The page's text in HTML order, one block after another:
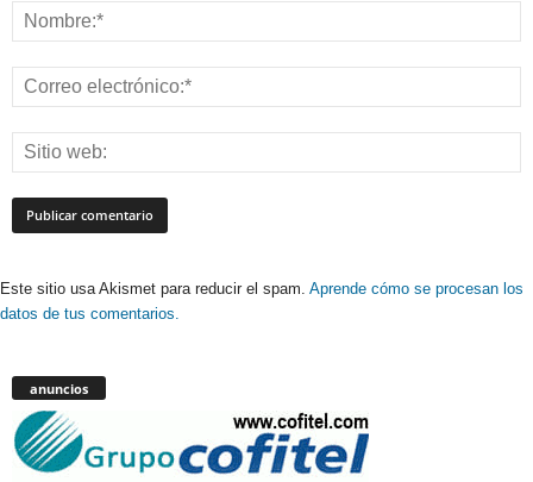
Este sitio usa Akismet para reducir el spam. Aprende cómo se procesan los
datos de tus comentarios.
anuncios